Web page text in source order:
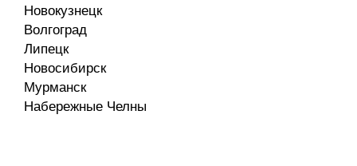
Новокузнецк
Волгоград
Липецк
Новосибирск
Мурманск
Набережные Челны